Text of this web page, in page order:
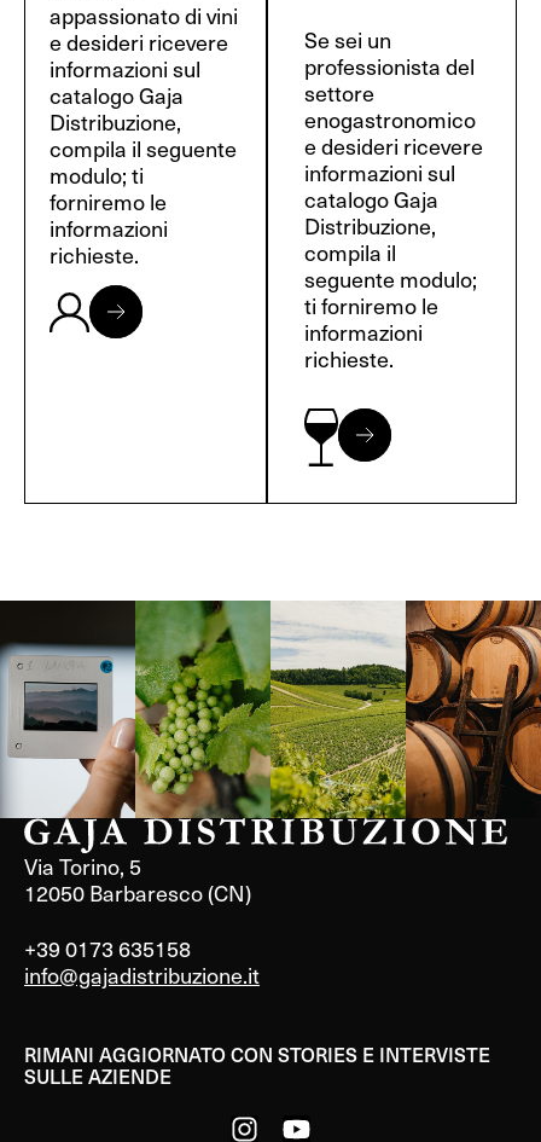
appassionato di vini
e desideri ricevere
informazioni sul
catalogo Gaja
Distribuzione,
compila il seguente
modulo; ti
forniremo le
informazioni
richieste.
Se sei un
professionista del
settore
enogastronomico
e desideri ricevere
informazioni sul
catalogo Gaja
Distribuzione,
compila il
seguente modulo;
ti forniremo le
informazioni
richieste.
Langa, 1977 Borgogna,
Francia
Borgogna,
Francia
Instagram
Via Torino, 5
12050 Barbaresco (CN)
+39 0173 635158
info@gajadistribuzione.it
RIMANI AGGIORNATO CON STORIES E INTERVISTE
SULLE AZIENDE